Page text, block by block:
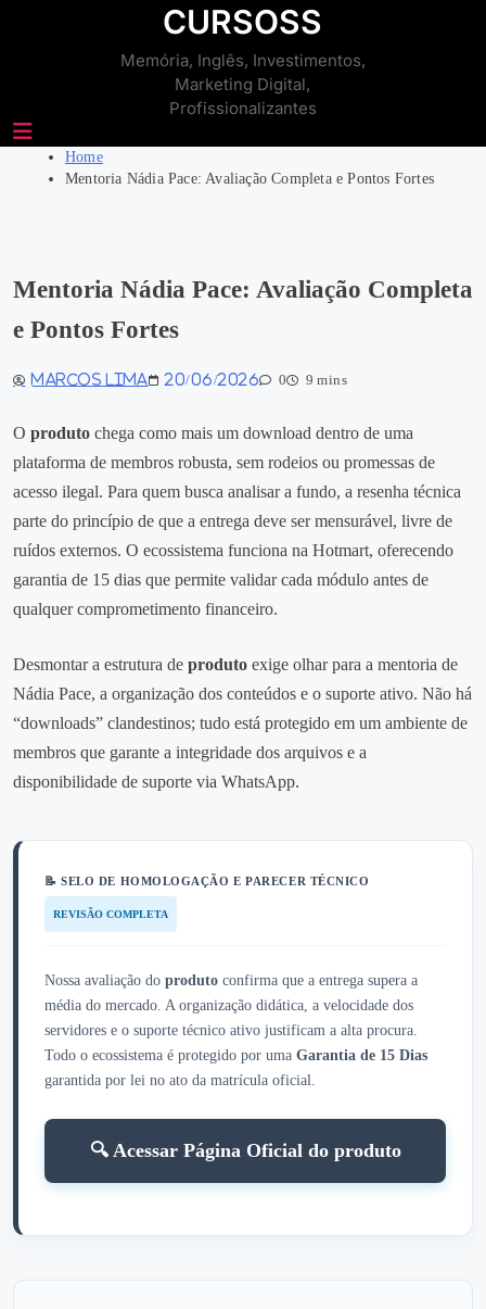
CURSOSS
Memória, Inglês, Investimentos,
Marketing Digital,
Profissionalizantes
Home
Mentoria Nádia Pace: Avaliação Completa e Pontos Fortes
Mentoria Nádia Pace: Avaliação Completa
e Pontos Fortes
Marcos Lima 20/06/2026 0 9 mins
O produto chega como mais um download dentro de uma
plataforma de membros robusta, sem rodeios ou promessas de
acesso ilegal. Para quem busca analisar a fundo, a resenha técnica
parte do princípio de que a entrega deve ser mensurável, livre de
ruídos externos. O ecossistema funciona na Hotmart, oferecendo
garantia de 15 dias que permite validar cada módulo antes de
qualquer comprometimento financeiro.
Desmontar a estrutura de produto exige olhar para a mentoria de
Nádia Pace, a organização dos conteúdos e o suporte ativo. Não há
“downloads” clandestinos; tudo está protegido em um ambiente de
membros que garante a integridade dos arquivos e a
disponibilidade de suporte via WhatsApp.
📝 SELO DE HOMOLOGAÇÃO E PARECER TÉCNICO
REVISÃO COMPLETA
Nossa avaliação do produto confirma que a entrega supera a
média do mercado. A organização didática, a velocidade dos
servidores e o suporte técnico ativo justificam a alta procura.
Todo o ecossistema é protegido por uma Garantia de 15 Dias
garantida por lei no ato da matrícula oficial.
🔍 Acessar Página Oficial do produto